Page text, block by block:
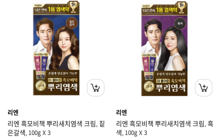
리엔
리엔 흑모비책 뿌리새치염색 크림, 짙
은갈색, 100g X 3
리엔
리엔 흑모비책 뿌리새치염색 크림, 흑
색, 100g X 3